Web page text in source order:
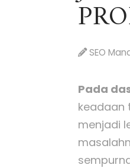
SEO
Pada
keadaan
menjadi